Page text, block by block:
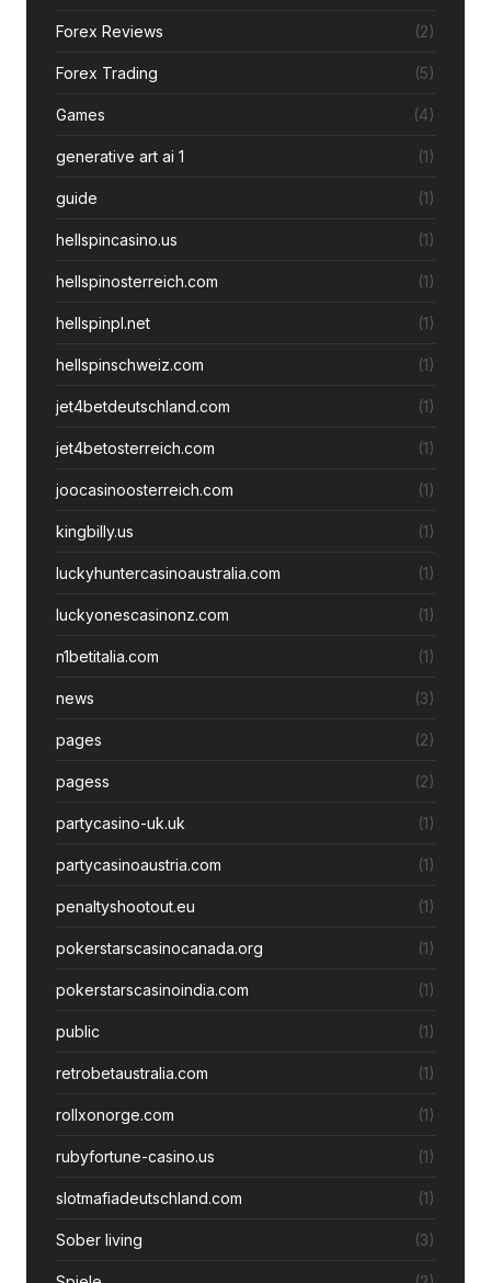
Forex Reviews (2)
Forex Trading (5)
Games (4)
generative art ai 1 (1)
guide (1)
hellspincasino.us (1)
hellspinosterreich.com (1)
hellspinpl.net (1)
hellspinschweiz.com (1)
jet4betdeutschland.com (1)
jet4betosterreich.com (1)
joocasinoosterreich.com (1)
kingbilly.us (1)
luckyhuntercasinoaustralia.com (1)
luckyonescasinonz.com (1)
n1betitalia.com (1)
news (3)
pages (2)
pagess (2)
partycasino-uk.uk (1)
partycasinoaustria.com (1)
penaltyshootout.eu (1)
pokerstarscasinocanada.org (1)
pokerstarscasinoindia.com (1)
public (1)
retrobetaustralia.com (1)
rollxonorge.com (1)
rubyfortune-casino.us (1)
slotmafiadeutschland.com (1)
Sober living (3)